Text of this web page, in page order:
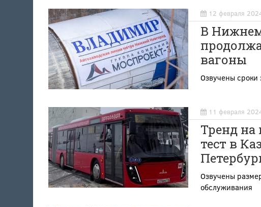
12 февраля
В
вагоны
Озвучены сроки
11 февраля
Тренд на
тест в
Озвучены
обслуживания